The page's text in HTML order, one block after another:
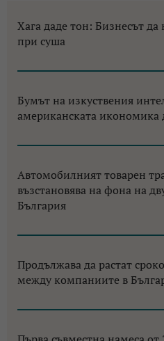
Хага даде тон: Бизнесът
при суша
Бумът на изкуствения
американската икономика
Автомобилният товарен
възстановява на фона на
България
Продължава да растат
между компаниите в